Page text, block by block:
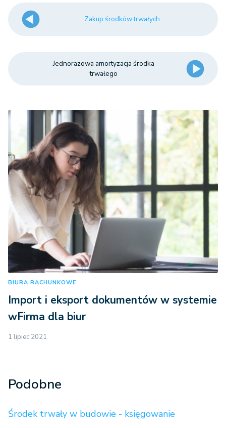
Zakup środków trwałych
Jednorazowa amortyzacja środka
trwałego
BIURA RACHUNKOWE
Import i eksport dokumentów w systemie
wFirma dla biur
1 lipiec 2021
Podobne
Środek trwały w budowie - księgowanie